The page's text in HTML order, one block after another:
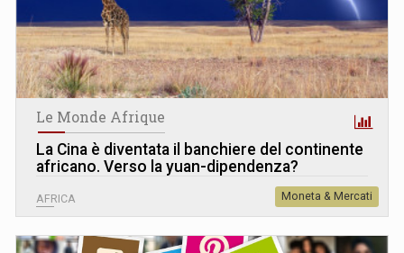
Le Monde Afrique
La Cina è diventata il banchiere del continente
africano. Verso la yuan-dipendenza?
AFRICA Moneta & Mercati